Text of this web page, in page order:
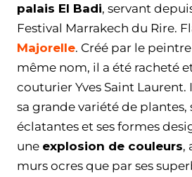
palais El Badi, servant
Festival Marrakech du Rire.
Majorelle. Créé par le
même nom, il a été racheté
couturier Yves Saint
sa grande variété de plantes,
éclatantes et ses formes
une explosion de couleurs,
murs ocres que par ses